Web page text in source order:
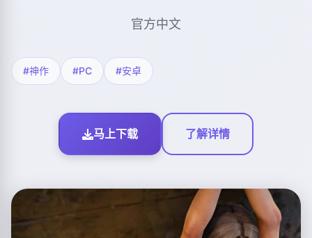
官方中文
#神作 #PC #安卓
马上下载 了解详情